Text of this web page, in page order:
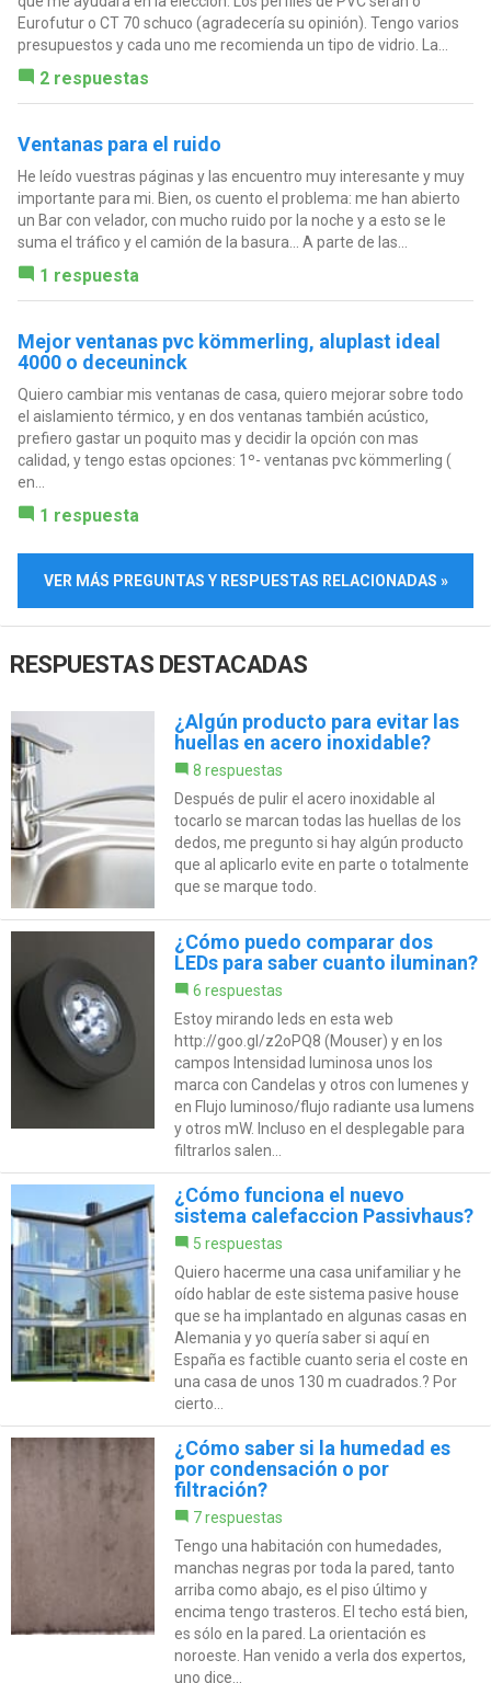
Eurofutur o CT 70 schuco (agradecería su opinión). Tengo varios
presupuestos y cada uno me recomienda un tipo de vidrio. La...
2 respuestas
Ventanas para el ruido
He leído vuestras páginas y las encuentro muy interesante y muy
importante para mi. Bien, os cuento el problema: me han abierto
un Bar con velador, con mucho ruido por la noche y a esto se le
suma el tráfico y el camión de la basura... A parte de las...
1 respuesta
Mejor ventanas pvc kömmerling, aluplast ideal
4000 o deceuninck
Quiero cambiar mis ventanas de casa, quiero mejorar sobre todo
el aislamiento térmico, y en dos ventanas también acústico,
prefiero gastar un poquito mas y decidir la opción con mas
calidad, y tengo estas opciones: 1º- ventanas pvc kömmerling (
en...
1 respuesta
VER MÁS PREGUNTAS Y RESPUESTAS RELACIONADAS »
RESPUESTAS DESTACADAS
¿Algún producto para evitar las
huellas en acero inoxidable?
8 respuestas
Después de pulir el acero inoxidable al
tocarlo se marcan todas las huellas de los
dedos, me pregunto si hay algún producto
que al aplicarlo evite en parte o totalmente
que se marque todo.
¿Cómo puedo comparar dos
LEDs para saber cuanto iluminan?
6 respuestas
Estoy mirando leds en esta web
http://goo.gl/z2oPQ8 (Mouser) y en los
campos Intensidad luminosa unos los
marca con Candelas y otros con lumenes y
en Flujo luminoso/flujo radiante usa lumens
y otros mW. Incluso en el desplegable para
filtrarlos salen...
¿Cómo funciona el nuevo
sistema calefaccion Passivhaus?
5 respuestas
Quiero hacerme una casa unifamiliar y he
oído hablar de este sistema pasive house
que se ha implantado en algunas casas en
Alemania y yo quería saber si aquí en
España es factible cuanto seria el coste en
una casa de unos 130 m cuadrados.? Por
cierto...
¿Cómo saber si la humedad es
por condensación o por
filtración?
7 respuestas
Tengo una habitación con humedades,
manchas negras por toda la pared, tanto
arriba como abajo, es el piso último y
encima tengo trasteros. El techo está bien,
es sólo en la pared. La orientación es
noroeste. Han venido a verla dos expertos,
uno dice...